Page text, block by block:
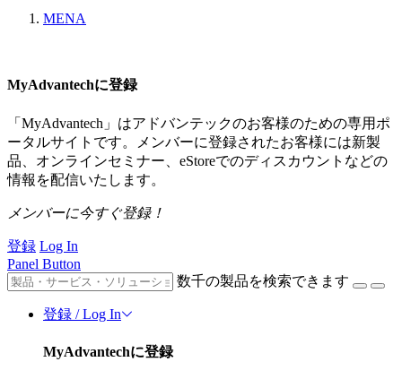
MENA
MyAdvantechに登録
「MyAdvantech」はアドバンテックのお客様のための専用ポ
ータルサイトです。メンバーに登録されたお客様には新製
品、オンラインセミナー、eStoreでのディスカウントなどの
情報を配信いたします。
メンバーに今すぐ登録！
登録 Log In
Panel Button
数千の製品を検索できます
登録 / Log In
MyAdvantechに登録